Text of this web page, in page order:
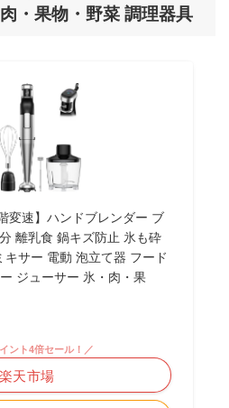
・果物・野菜 調理器具
変速】ハンドブレンダー ブ
離乳食 鍋キズ防止 氷も砕
サー 電動 泡立て器 フード
ジューサー 氷・肉・果
ント4倍セール！／
楽天市場